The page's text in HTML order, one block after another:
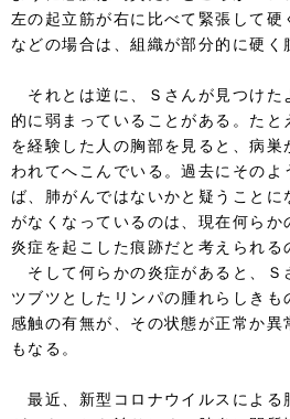
左の起立筋が右に比べて緊張して硬
などの場合は、組織が部分的に硬く
それとは逆に、Ｓさんが見つけた
的に弱まっていることがある。たと
を経験した人の胸部を見ると、病巣
われてへこんでいる。過去にそのよ
ば、肺がんではないかと疑うことに
がなくなっているのは、現在何らか
炎症を起こした痕跡だと考えられる
そして何らかの炎症があると、Ｓ
ツブツとしたリンパの腫れらしきも
感触の有無が、その状態が正常か異
もなる。
最近、新型コロナウイルスによる